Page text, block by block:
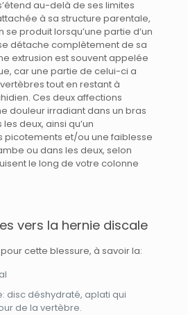
au-delà de ses limites
à sa structure parentale,
se produit lorsqu’une partie d’un
détache complètement de sa
extrusion est souvent appelée
car une partie de celui-ci a
vertèbres tout en restant à
Ces deux affections
douleur irradiant dans un bras
deux, ainsi qu’un
picotements et/ou une faiblesse
ou dans les deux, selon
le long de votre colonne
vers la hernie discale
cette blessure, à savoir la:
disc déshydraté, aplati qui
de la vertèbre.